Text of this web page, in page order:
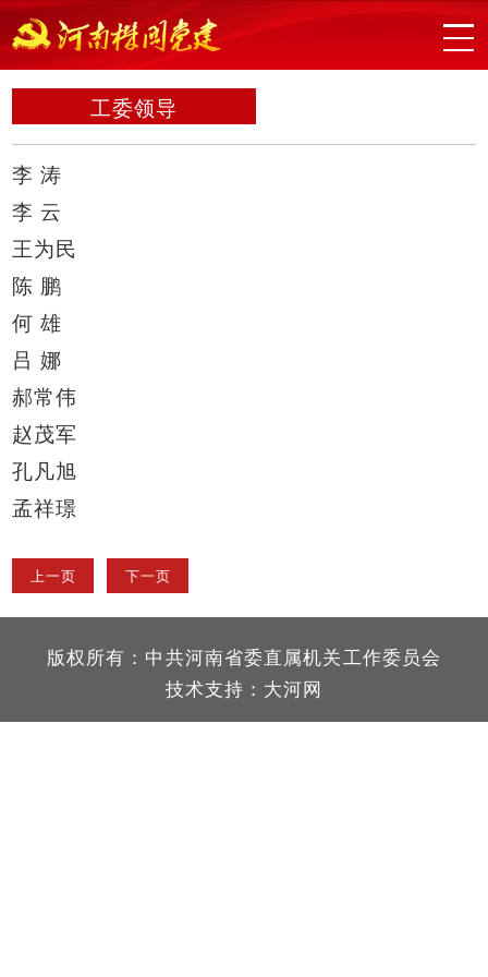
工委领导
李 涛
李 云
王为民
陈 鹏
何 雄
吕 娜
郝常伟
赵茂军
孔凡旭
孟祥璟
上一页 下一页
版权所有：中共河南省委直属机关工作委员会
技术支持： 大河网